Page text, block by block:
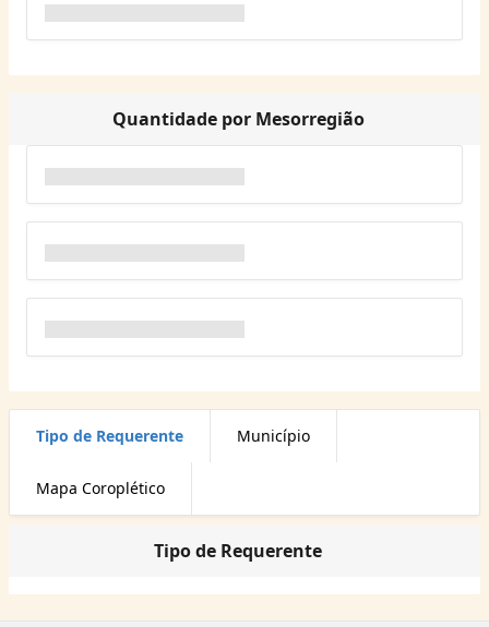
Quantidade por Mesorregião
Tipo de Requerente Município
Mapa Coroplético
Tipo de Requerente